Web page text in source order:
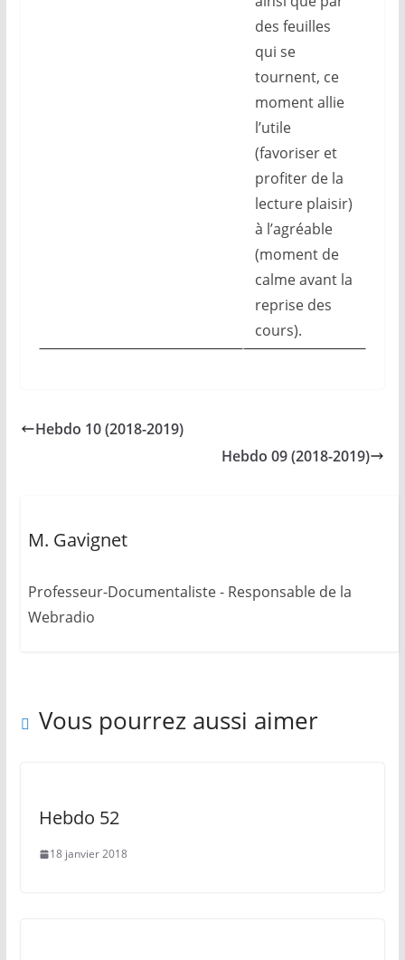
des feuilles
qui se
tournent, ce
moment allie
l’utile
(favoriser et
profiter de la
lecture plaisir)
à l’agréable
(moment de
calme avant la
reprise des
cours).
Hebdo 10 (2018-2019)
Hebdo 09 (2018-2019)
M. Gavignet
Professeur-Documentaliste - Responsable de la
Webradio
Vous pourrez aussi aimer
Hebdo 52
18 janvier 2018